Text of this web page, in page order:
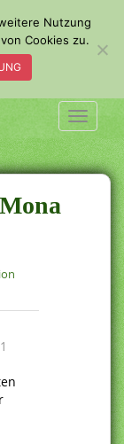
Nutzung
Cookies zu.